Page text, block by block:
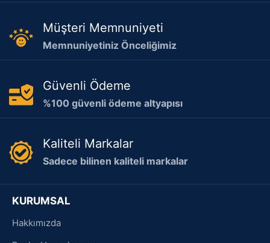
Müşteri Memnuniyeti
Memnuniyetiniz Önceliğimiz
Güvenli Ödeme
%100 güvenli ödeme altyapısı
Kaliteli Markalar
Sadece bilinen kaliteli markalar
KURUMSAL
Hakkımızda